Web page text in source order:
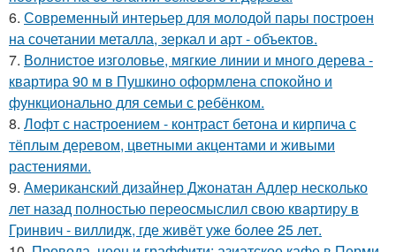
6. Современный интерьер для молодой пары построен
на сочетании металла, зеркал и арт - объектов.
7. Волнистое изголовье, мягкие линии и много дерева -
квартира 90 м в Пушкино оформлена спокойно и
функционально для семьи с ребёнком.
8. Лофт с настроением - контраст бетона и кирпича с
тёплым деревом, цветными акцентами и живыми
растениями.
9. Американский дизайнер Джонатан Адлер несколько
лет назад полностью переосмыслил свою квартиру в
Гринвич - виллидж, где живёт уже более 25 лет.